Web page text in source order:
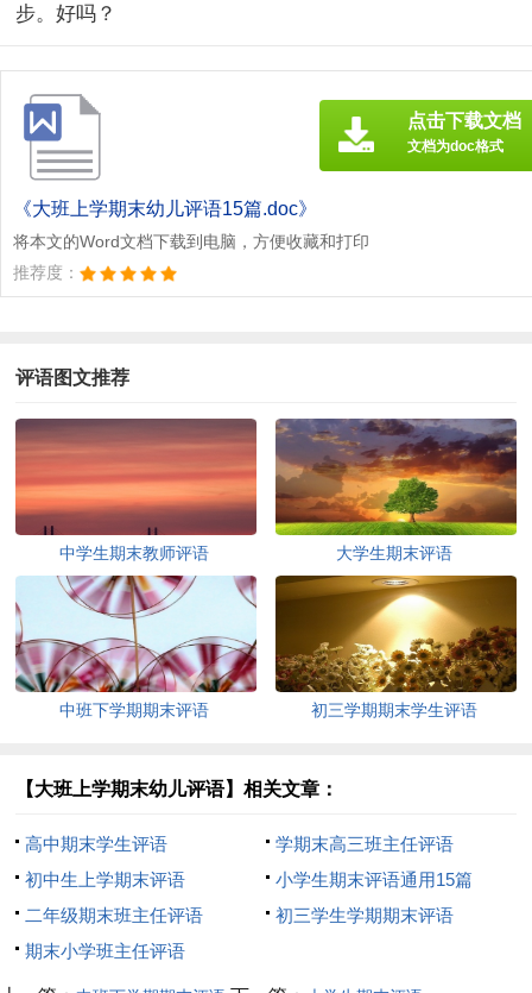
步。好吗？
《大班上学期末幼儿评语15篇.doc》
将本文的Word文档下载到电脑，方便收藏和打印
推荐度：
点击下载文档
文档为doc格式
评语图文推荐
中学生期末教师评语 大学生期末评语
中班下学期期末评语 初三学期期末学生评语
【大班上学期末幼儿评语】相关文章：
高中期末学生评语
学期末高三班主任评语
初中生上学期末评语
小学生期末评语通用15篇
二年级期末班主任评语
初三学生学期期末评语
期末小学班主任评语